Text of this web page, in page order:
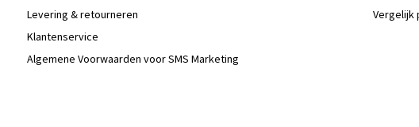
Levering & retourneren
Klantenservice
Algemene Voorwaarden voor SMS Marketing
Vergelijk